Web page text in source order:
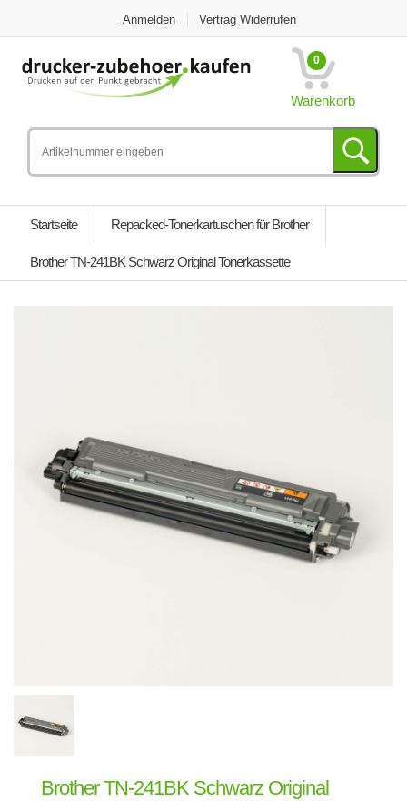
Anmelden Vertrag Widerrufen
0
Warenkorb
Startseite Repacked-Tonerkartuschen für Brother
Brother TN-241BK Schwarz Original Tonerkassette
Brother TN-241BK Schwarz Original